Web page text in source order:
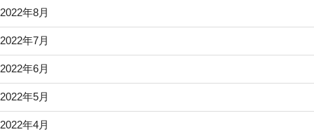
2022年8月
2022年7月
2022年6月
2022年5月
2022年4月